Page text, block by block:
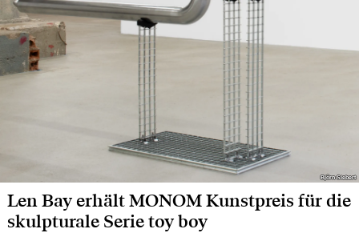
Björn Siebert
Björn Siebert
Len Bay erhält MONOM Kunstpreis für die
skulpturale Serie toy boy